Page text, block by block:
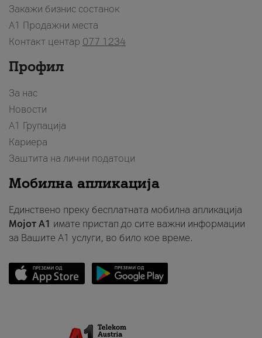
Закажи бизнис состанок
A1 Продажни места
Контакт центар 077 1234
Профил
За нас
Новости
А1 Групација
Кариера
Заштита на лични податоци
Мобилна апликација
Единствено преку бесплатната мобилна апликација
Мојот A1 имате пристап до сите важни информации
за Вашите A1 услуги, во било кое време.